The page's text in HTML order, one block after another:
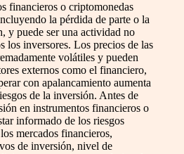
financieros o criptomonedas
la pérdida de parte o la
y puede ser una actividad no
los inversores. Los precios de las
volátiles y pueden
externos como el financiero,
con apalancamiento aumenta
de la inversión. Antes de
en instrumentos financieros o
informado de los riesgos
mercados financieros,
de inversión, nivel de